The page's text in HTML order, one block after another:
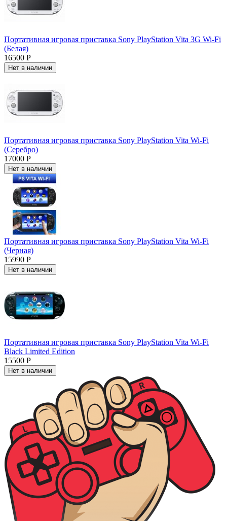
Портативная игровая приставка Sony PlayStation Vita 3G Wi-Fi
(Белая)
16500 Р
Нет в наличии
Портативная игровая приставка Sony PlayStation Vita Wi-Fi
(Серебро)
17000 Р
Нет в наличии
Портативная игровая приставка Sony PlayStation Vita Wi-Fi
(Черная)
15990 Р
Нет в наличии
Портативная игровая приставка Sony PlayStation Vita Wi-Fi
Black Limited Edition
15500 Р
Нет в наличии